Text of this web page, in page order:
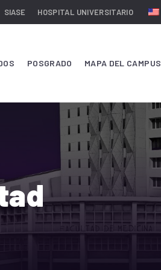
SIASE HOSPITAL UNIVERSITARIO
POSGRADO MAPA DEL CAMPUS